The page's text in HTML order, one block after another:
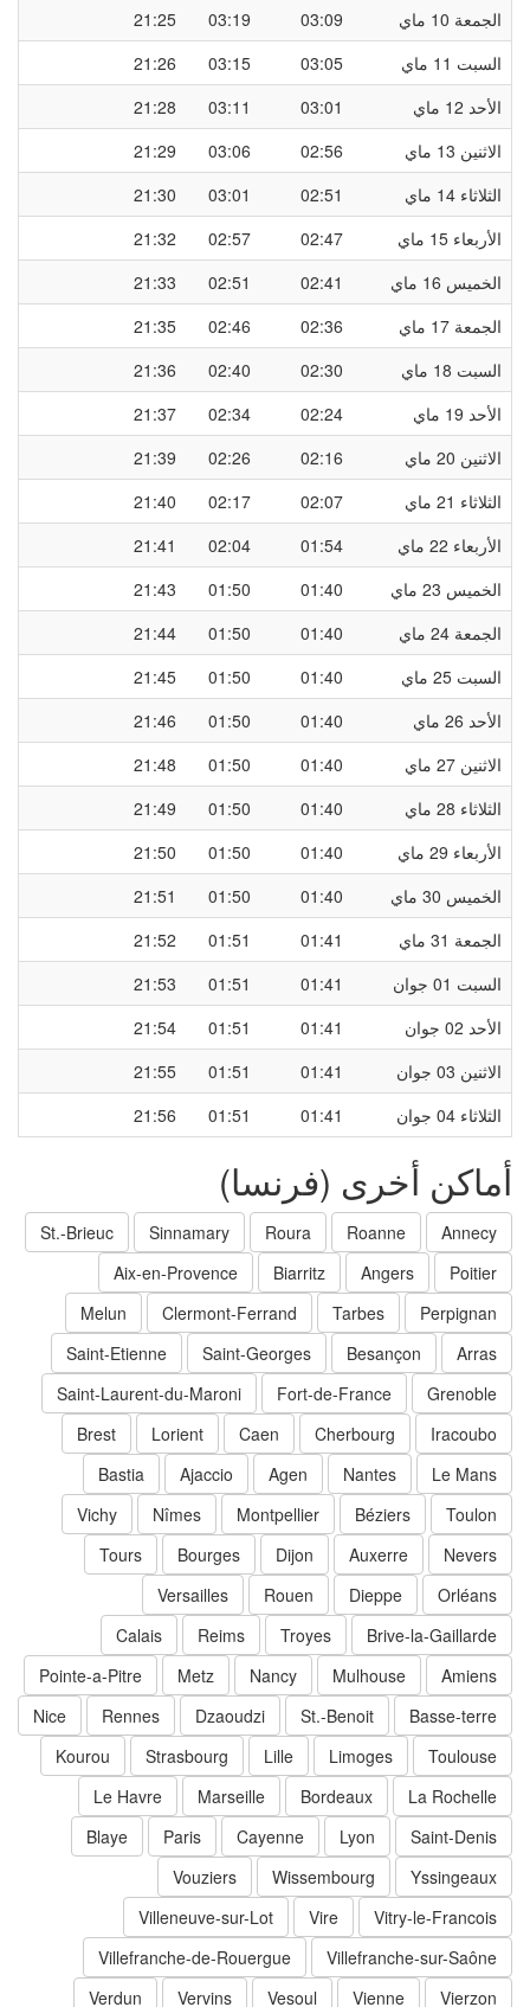
الجمعة 10 ماي
03:09
03:19
21:25
السبت 11 ماي
03:05
03:15
21:26
الأحد 12 ماي
03:01
03:11
21:28
الاثنين 13 ماي
02:56
03:06
21:29
الثلاثاء 14 ماي
02:51
03:01
21:30
الأربعاء 15 ماي
02:47
02:57
21:32
الخميس 16 ماي
02:41
02:51
21:33
الجمعة 17 ماي
02:36
02:46
21:35
السبت 18 ماي
02:30
02:40
21:36
الأحد 19 ماي
02:24
02:34
21:37
الاثنين 20 ماي
02:16
02:26
21:39
الثلاثاء 21 ماي
02:07
02:17
21:40
الأربعاء 22 ماي
01:54
02:04
21:41
الخميس 23 ماي
01:40
01:50
21:43
الجمعة 24 ماي
01:40
01:50
21:44
السبت 25 ماي
01:40
01:50
21:45
الأحد 26 ماي
01:40
01:50
21:46
الاثنين 27 ماي
01:40
01:50
21:48
الثلاثاء 28 ماي
01:40
01:50
21:49
الأربعاء 29 ماي
01:40
01:50
21:50
الخميس 30 ماي
01:40
01:50
21:51
الجمعة 31 ماي
01:41
01:51
21:52
السبت 01 جوان
01:41
01:51
21:53
الأحد 02 جوان
01:41
01:51
21:54
الاثنين 03 جوان
01:41
01:51
21:55
الثلاثاء 04 جوان
01:41
01:51
21:56
أماكن أخرى (فرنسا)
Annecy
Roanne
Roura
Sinnamary
St.-Brieuc
Poitier
Angers
Biarritz
Aix-en-Provence
Perpignan
Tarbes
Clermont-Ferrand
Melun
Arras
Besançon
Saint-Georges
Saint-Etienne
Grenoble
Fort-de-France
Saint-Laurent-du-Maroni
Iracoubo
Cherbourg
Caen
Lorient
Brest
Le Mans
Nantes
Agen
Ajaccio
Bastia
Toulon
Béziers
Montpellier
Nîmes
Vichy
Nevers
Auxerre
Dijon
Bourges
Tours
Orléans
Dieppe
Rouen
Versailles
Brive-la-Gaillarde
Troyes
Reims
Calais
Amiens
Mulhouse
Nancy
Metz
Pointe-a-Pitre
Basse-terre
St.-Benoit
Dzaoudzi
Rennes
Nice
Toulouse
Limoges
Lille
Strasbourg
Kourou
La Rochelle
Bordeaux
Marseille
Le Havre
Saint-Denis
Lyon
Cayenne
Paris
Blaye
Yssingeaux
Wissembourg
Vouziers
Vitry-le-Francois
Vire
Villeneuve-sur-Lot
Villefranche-sur-Saône
Villefranche-de-Rouergue
Vierzon
Vienne
Vesoul
Vervins
Verdun